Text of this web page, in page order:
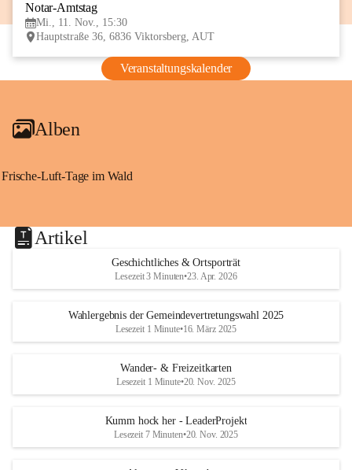
Notar-Amtstag
Mi., 11. Nov., 15:30
Hauptstraße 36, 6836 Viktorsberg, AUT
Veranstaltungskalender
Alben
Frische-Luft-Tage im Wald
Artikel
Geschichtliches & Ortsporträt
Lesezeit 3 Minuten•23. Apr. 2026
Wahlergebnis der Gemeindevertretungswahl 2025
Lesezeit 1 Minute•16. März 2025
Wander- & Freizeitkarten
Lesezeit 1 Minute•20. Nov. 2025
Kumm hock her - LeaderProjekt
Lesezeit 7 Minuten•20. Nov. 2025